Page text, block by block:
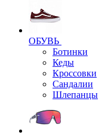
ОБУВЬ
Ботинки
Кеды
Кроссовки
Сандалии
Шлепанцы